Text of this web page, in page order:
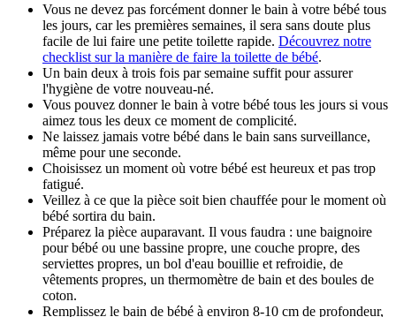
Vous ne devez pas forcément donner le bain à votre bébé tous
les jours, car les premières semaines, il sera sans doute plus
facile de lui faire une petite toilette rapide. Découvrez notre
checklist sur la manière de faire la toilette de bébé.
Un bain deux à trois fois par semaine suffit pour assurer
l'hygiène de votre nouveau-né.
Vous pouvez donner le bain à votre bébé tous les jours si vous
aimez tous les deux ce moment de complicité.
Ne laissez jamais votre bébé dans le bain sans surveillance,
même pour une seconde.
Choisissez un moment où votre bébé est heureux et pas trop
fatigué.
Veillez à ce que la pièce soit bien chauffée pour le moment où
bébé sortira du bain.
Préparez la pièce auparavant. Il vous faudra : une baignoire
pour bébé ou une bassine propre, une couche propre, des
serviettes propres, un bol d'eau bouillie et refroidie, de
vêtements propres, un thermomètre de bain et des boules de
coton.
Remplissez le bain de bébé à environ 8-10 cm de profondeur,